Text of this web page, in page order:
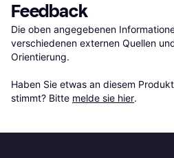
Feedback
Die oben angegebenen
verschiedenen externen Quellen
Orientierung.
Haben Sie etwas an diesem
stimmt? Bitte melde sie hier.